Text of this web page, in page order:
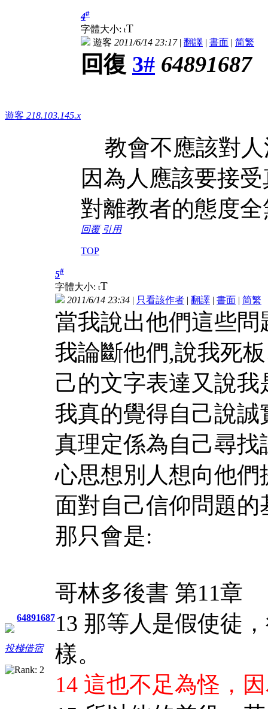
遊客 218.103.145.x
4#
字體大小: tT
遊客 2011/6/14 23:17| 翻譯 | 書面 | 简繁
回復 3# 64891687
教會不應該對人
因為人應該要接
對離教者的態度
回覆 引用
TOP
64891687
投棧借宿
5#
字體大小: tT
2011/6/14 23:34 | 只看該作者 | 翻譯 | 書面 | 简繁
當我說出他們這些
我論斷他們,說我死
己的文字表達又說
我真的覺得自己說
真理定係為自己尋
心思想別人想向他
面對自己信仰問題
那只會是:
哥林多後書 第11章
13 那等人是假使徒
樣。
14 這也不足為怪，